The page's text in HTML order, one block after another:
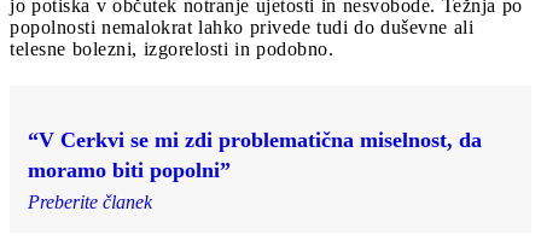
jo potiska v občutek notranje ujetosti in nesvobode. Težnja po
popolnosti nemalokrat lahko privede tudi do duševne ali
telesne bolezni, izgorelosti in podobno.
“V Cerkvi se mi zdi problematična miselnost, da
moramo biti popolni”
Preberite članek